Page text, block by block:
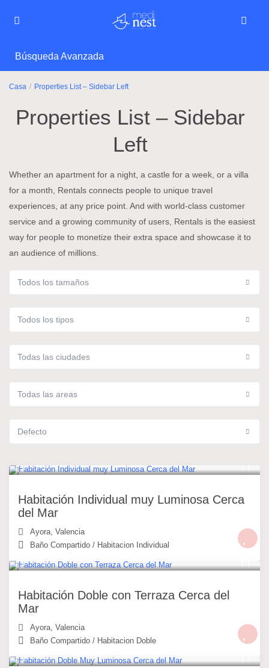
Búsqueda Avanzada
Casa Properties List – Sidebar Left
Properties List – Sidebar
Left
Whether an apartment for a night, a castle for a week, or a villa
for a month, Rentals connects people to unique travel
experiences, at any price point. And with world-class customer
service and a growing community of users, Rentals is the easiest
way for people to monetize their extra space and showcase it to
an audience of millions.
Todos los tamaños
Todos los tipos
Todas las ciudades
Todas las areas
Defecto
Habitación Individual muy Luminosa Cerca
del Mar
Ayora,Valencia
Baño Compartido / Habitacion Individual
Habitación Doble con Terraza Cerca del
Mar
Ayora,Valencia
Baño Compartido / Habitacion Doble